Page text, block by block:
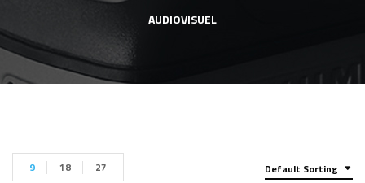
AUDIOVISUEL
Default Sorting
9 18 27